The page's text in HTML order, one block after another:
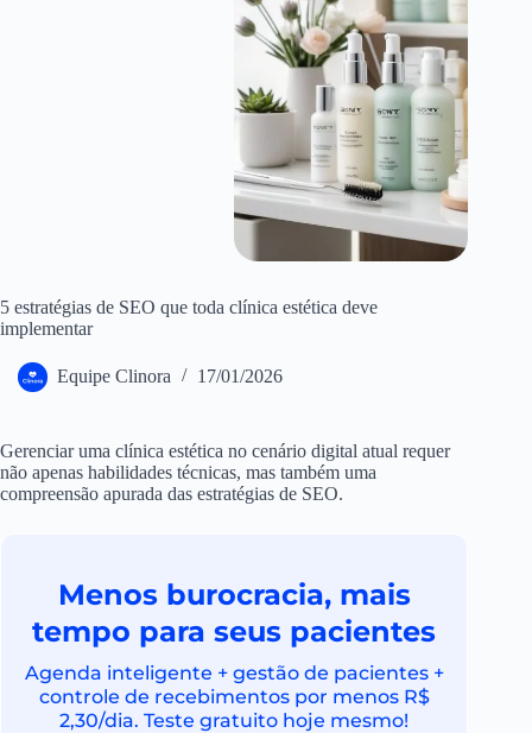
5 estratégias de SEO que toda clínica estética deve
implementar
Equipe Clinora 17/01/2026
Gerenciar uma clínica estética no cenário digital atual requer
não apenas habilidades técnicas, mas também uma
compreensão apurada das estratégias de SEO.
Menos burocracia, mais
tempo para seus pacientes
Agenda inteligente + gestão de pacientes +
controle de recebimentos por menos R$
2,30/dia. Teste gratuito hoje mesmo!